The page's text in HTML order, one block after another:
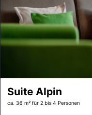
Suite Alpin
ca. 36 m² für 2 bis 4 Personen